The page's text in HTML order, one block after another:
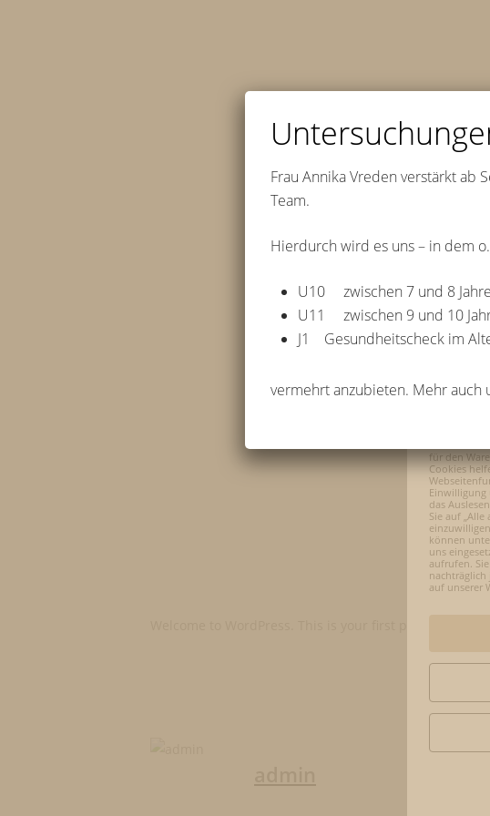
By
Frau Annika Vreden verstärkt ab
Team.
Hierdurch wird es uns – in dem
U10 zwischen 7 und 8
U11 zwischen 9 und 10
J1 Gesundheitscheck im
vermehrt anzubieten. Mehr auch
für den
Cookies
Einwilligung
das
Sie auf
können
uns
aufrufen.
auf unserer